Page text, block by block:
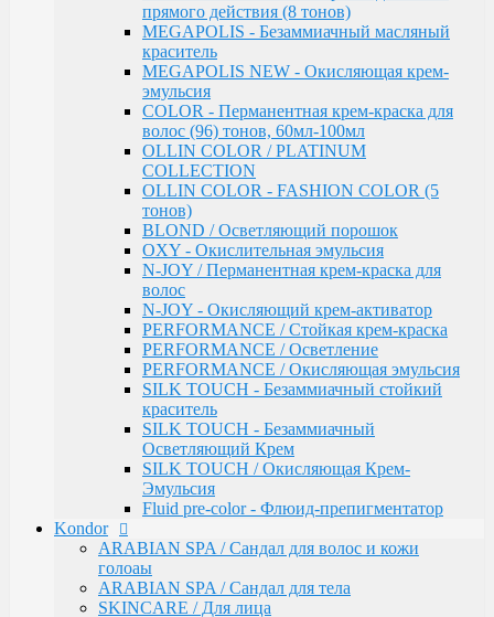
Fluid pre-color - Флюид-препигментатор
ARABIAN SPA / Сандал для волос и кожи голоаы
ARABIAN SPA / Сандал для тела
SKINCARE / Для лица
FAST SHADE / Краситель для волос и бороды
HAIR & BODY / Волосы & Тело
MY BEARD / Борода, Усы, Бритье
RE STYLE / Стайлинговые средства
Инструменты & Аксессуары
Парфюмерное мыло
Парфюмерия
Constant Delight
Repair / Для поврежденных волос
Лосьон для удаления красителя
5 Magic Oil / Уход и стайлинг
Fixing
Pre-Styling
Styling
BARBER & MEN'S / Косметика для мужчин
C-Line / Сохранение цвета
Лаки для волос
Oxigent / Оксигенты
Осветляющий порошок
Delight TRIONFO / Окрашивания волос
Краска для бровей
Crema Colorante Vit C / Краситель с витамином С
кашемиром и алоэ
Olio Colorante / Масло для окрашивания волос
Delightex / Мультивитаминная защита
Крио Терапия
прямого действия (8 тонов)
MEGAPOLIS - Безаммиачный масляный
краситель
MEGAPOLIS NEW - Окисляющая крем-
эмульсия
COLOR - Перманентная крем-краска для
волос (96) тонов, 60мл-100мл
OLLIN COLOR / PLATINUM
COLLECTION
OLLIN COLOR - FASHION COLOR (5
тонов)
BLOND / Осветляющий порошок
OXY - Окислительная эмульсия
N-JOY / Перманентная крем-краска для
волос
N-JOY - Окисляющий крем-активатор
PERFORMANCE / Стойкая крем-краска
PERFORMANCE / Осветление
PERFORMANCE / Окисляющая эмульсия
SILK TOUCH - Безаммиачный стойкий
краситель
SILK TOUCH - Безаммиачный
Осветляющий Крем
SILK TOUCH / Окисляющая Крем-
Эмульсия
Fluid pre-color - Флюид-препигментатор
Kondor
ARABIAN SPA / Сандал для волос и кожи
голоаы
ARABIAN SPA / Сандал для тела
SKINCARE / Для лица